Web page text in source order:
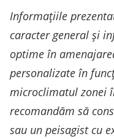
Informațiile
caracter general și
optime în
personalizate în
microclimatul zonei
recomandăm să
sau un peisagist cu